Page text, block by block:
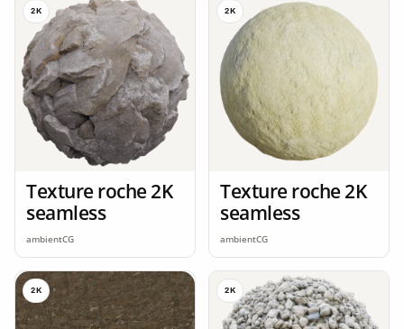
2K
Texture roche 2K
seamless
ambientCG
2K
Texture roche 2K
seamless
ambientCG
2K 2K